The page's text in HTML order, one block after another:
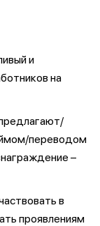
и
на
переводом
–
в
проявлениям